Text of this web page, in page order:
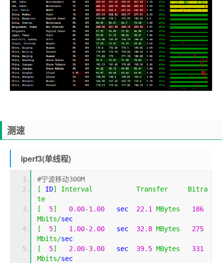
测速
iperf3(单线程)
#宁波移动300M
[
ID] Interval Transfer
Bitra
te
[
5] 0.00-1.00
   sec
22.1 MBytes
186
Mbits/sec
[
5] 1.00-2.00
   sec
32.8 MBytes
275
Mbits/sec
[
5] 2.00-3.00
   sec
39.5 MBytes
331
Mbits/sec